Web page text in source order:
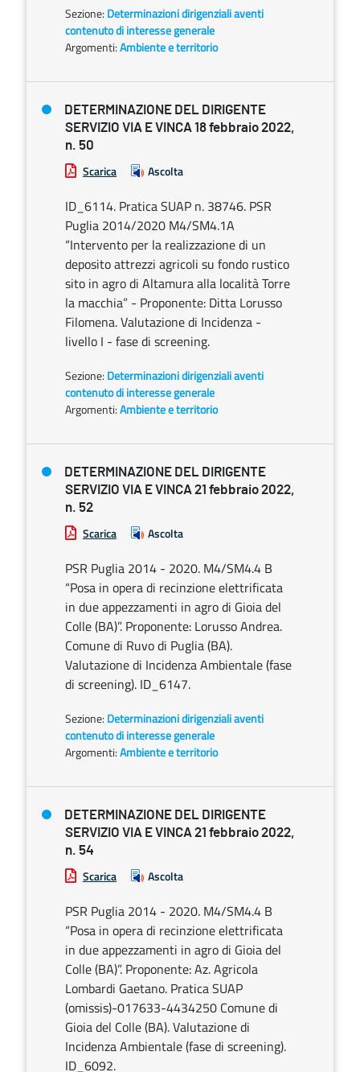
Sezione: Determinazioni dirigenziali aventi
contenuto di interesse generale
Argomenti:Ambiente e territorio
DETERMINAZIONE DEL DIRIGENTE
SERVIZIO VIA E VINCA 18 febbraio 2022,
n. 50
Scarica Ascolta
ID_6114. Pratica SUAP n. 38746. PSR
Puglia 2014/2020 M4/SM4.1A
“Intervento per la realizzazione di un
deposito attrezzi agricoli su fondo rustico
sito in agro di Altamura alla località Torre
la macchia” - Proponente: Ditta Lorusso
Filomena. Valutazione di Incidenza -
livello I - fase di screening.
Sezione: Determinazioni dirigenziali aventi
contenuto di interesse generale
Argomenti:Ambiente e territorio
DETERMINAZIONE DEL DIRIGENTE
SERVIZIO VIA E VINCA 21 febbraio 2022,
n. 52
Scarica Ascolta
PSR Puglia 2014 - 2020. M4/SM4.4 B
“Posa in opera di recinzione elettrificata
in due appezzamenti in agro di Gioia del
Colle (BA)”. Proponente: Lorusso Andrea.
Comune di Ruvo di Puglia (BA).
Valutazione di Incidenza Ambientale (fase
di screening). ID_6147.
Sezione: Determinazioni dirigenziali aventi
contenuto di interesse generale
Argomenti:Ambiente e territorio
DETERMINAZIONE DEL DIRIGENTE
SERVIZIO VIA E VINCA 21 febbraio 2022,
n. 54
Scarica Ascolta
PSR Puglia 2014 - 2020. M4/SM4.4 B
“Posa in opera di recinzione elettrificata
in due appezzamenti in agro di Gioia del
Colle (BA)”. Proponente: Az. Agricola
Lombardi Gaetano. Pratica SUAP
(omissis)-017633-4434250 Comune di
Gioia del Colle (BA). Valutazione di
Incidenza Ambientale (fase di screening).
ID_6092.